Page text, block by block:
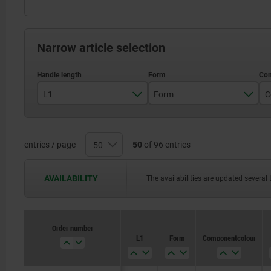
Narrow article selection
L1
26,3
41,5
Form
H
entries / page 50 of 96 entries
AVAILABILITY The availabilities are updated
Order number
L1
Form Component colour